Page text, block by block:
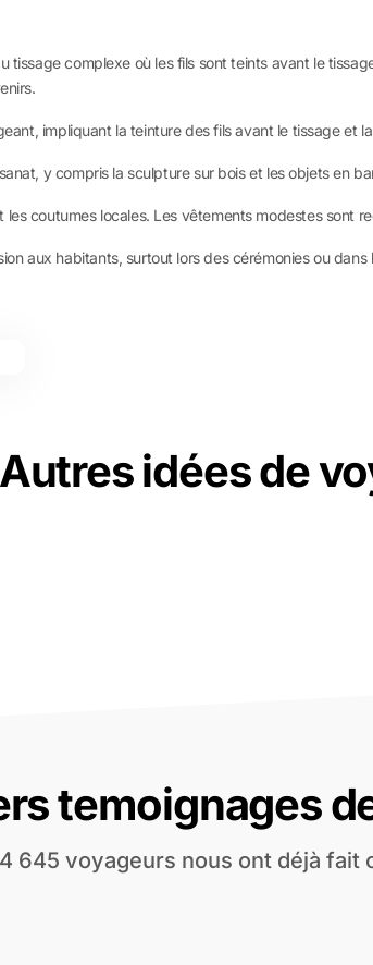
tissage complexe où les fils sont teints avant le
impliquant la teinture des fils avant le tissage et
y compris la sculpture sur bois et les objets en
coutumes locales. Les vêtements modestes sont
aux habitants, surtout lors des cérémonies ou dans
Autres idées de
temoignages
4 645 voyageurs nous ont déjà fait